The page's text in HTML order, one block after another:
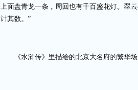
上面盘青龙一条，周回也有千百盏花灯。翠
计其数。”
《水浒传》里描绘的北京大名府的繁华